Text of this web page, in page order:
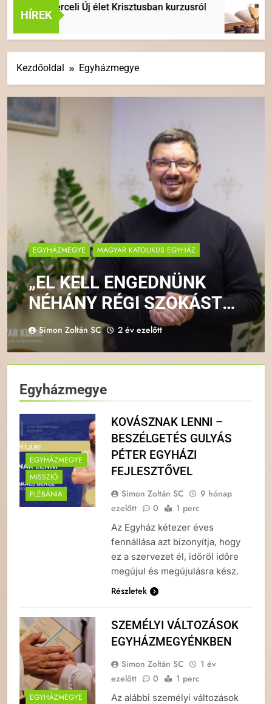
HÍREK
a berceli Új élet Krisztusban kurzusról
6
Kezdőoldal Egyházmegye
EGYHÁZMEGYE MAGYAR KATOLIKUS EGYHÁZ
„EL KELL ENGEDNÜNK
NÉHÁNY RÉGI SZOKÁST
AHHOZ, HOGY MOST
KEGYELMEKET KAPJUNK”
– INTERJÚ BALOGH
LÁSZLÓ ATYÁVAL A
MISSZIÓS PLÉBÁNIÁKRÓL
Simon Zoltán SC 2 év ezelőtt
Egyházmegye
EGYHÁZMEGYE
MISSZIÓ
PLÉBÁNIA
KOVÁSZNAK LENNI –
BESZÉLGETÉS GULYÁS
PÉTER EGYHÁZI
FEJLESZTŐVEL
Simon Zoltán SC
9 hónap
ezelőtt
0 1 perc
Az Egyház kétezer éves
fennállása azt bizonyítja, hogy
ez a szervezet él, időről időre
megújul és megújulásra kész.
Részletek
EGYHÁZMEGYE
SZEMÉLYI VÁLTOZÁSOK
EGYHÁZMEGYÉNKBEN
Simon Zoltán SC
1 év
ezelőtt
0 1 perc
Az alábbi személyi változások